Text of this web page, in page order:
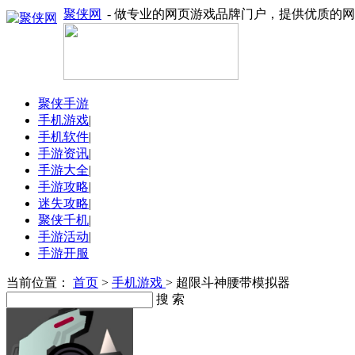
聚侠网 - 做专业的网页游戏品牌门户，提供优质的
聚侠手游
手机游戏|
手机软件|
手游资讯|
手游大全|
手游攻略|
迷失攻略|
聚侠千机|
手游活动|
手游开服
当前位置： 首页 > 手机游戏 > 超限斗神腰带模拟器
搜 索